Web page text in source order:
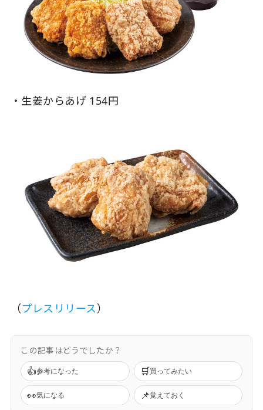
・生姜からあげ 154円
（プレスリリース）
この記事はどうでしたか？
👍参考になった 🛒買ってみたい
👀気になる 📌覚えておく